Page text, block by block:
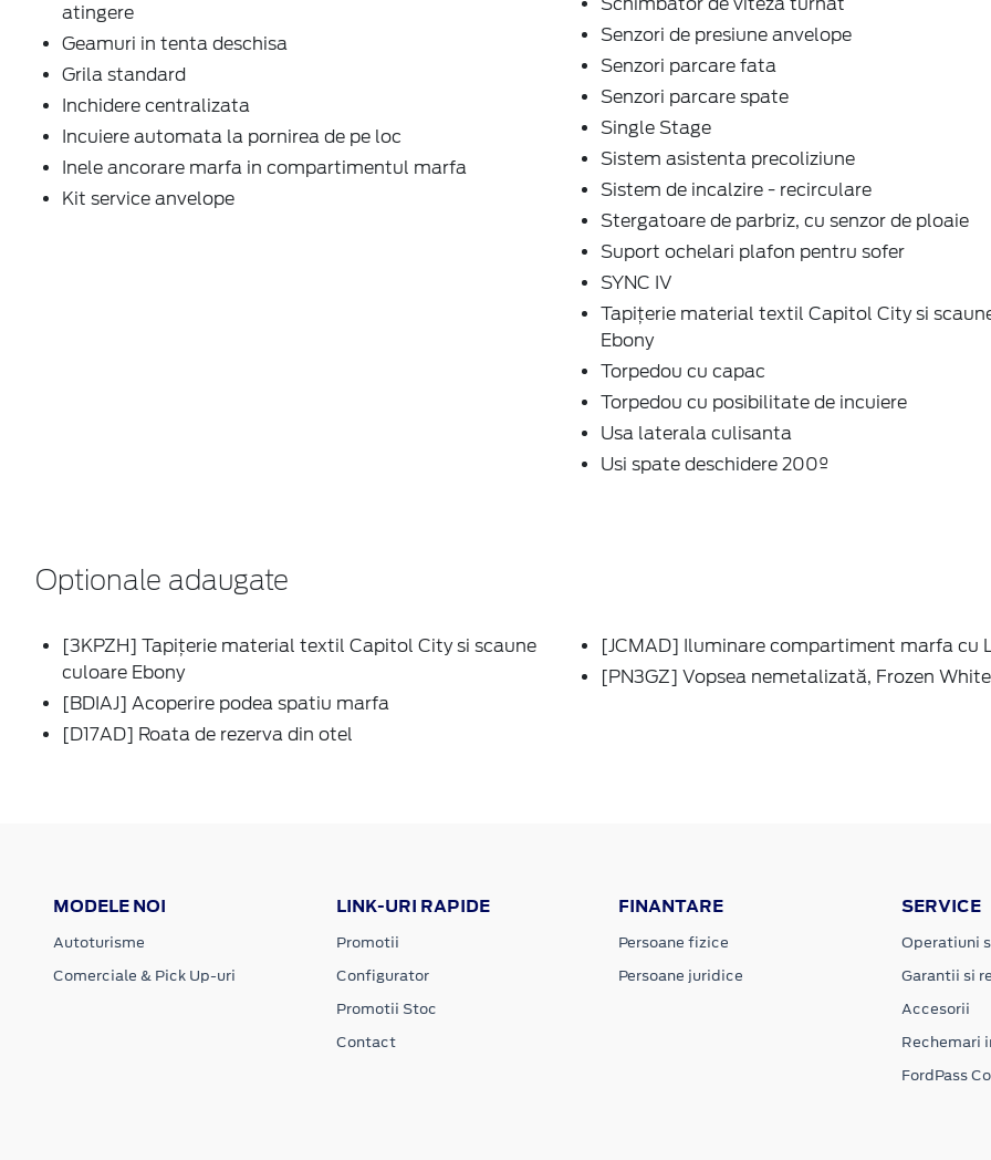
atingere
Geamuri in tenta deschisa
Grila standard
Inchidere centralizata
Incuiere automata la pornirea de pe loc
Inele ancorare marfa in compartimentul marfa
Kit service anvelope
Senzori de presiune anvelope
Senzori parcare fata
Senzori parcare spate
Single Stage
Sistem asistenta precoliziune
Sistem de incalzire - recirculare
Stergatoare de parbriz, cu senzor de ploaie
Suport ochelari plafon pentru sofer
SYNC IV
Tapițerie material textil Capitol City si
Ebony
Torpedou cu capac
Torpedou cu posibilitate de incuiere
Usa laterala culisanta
Usi spate deschidere 200º
Optionale adaugate
[3KPZH] Tapițerie material textil Capitol City si scaune
culoare Ebony
[BDIAJ] Acoperire podea spatiu marfa
[D17AD] Roata de rezerva din otel
[JCMAD] Iluminare compartiment marfa cu
[PN3GZ] Vopsea nemetalizată, Frozen White
MODELE NOI
Autoturisme
Comerciale & Pick Up-uri
LINK-URI RAPIDE
Promotii
Configurator
Promotii Stoc
Contact
FINANTARE
Persoane fizice
Persoane juridice
SERVICE
Operatiuni
Garantii si
Accesorii
Rechemari
FordPass